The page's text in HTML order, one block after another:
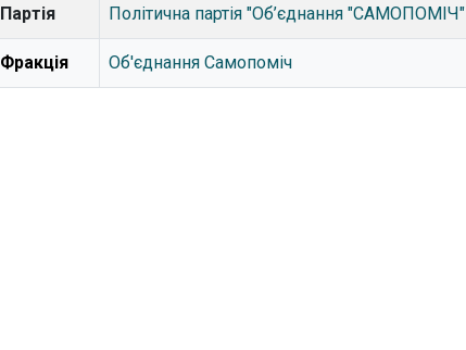
Партія Політична партія "Об’єднання "САМОПОМІЧ"
Фракція Об'єднання Самопоміч